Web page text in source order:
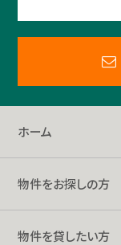
ホーム
物件をお探しの方
物件を貸したい方